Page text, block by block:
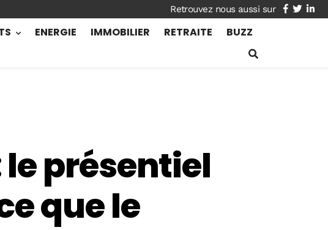
facebook
twitter
ENERGIE IMMOBILIER RETRAITE BUZZ
présentiel
que le